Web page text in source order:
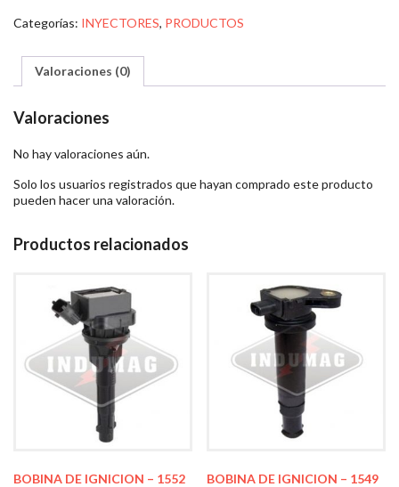
Categorías: INYECTORES, PRODUCTOS
Valoraciones (0)
Valoraciones
No hay valoraciones aún.
Solo los usuarios registrados que hayan comprado este producto
pueden hacer una valoración.
Productos relacionados
BOBINA DE IGNICION – 1552 BOBINA DE IGNICION – 1549